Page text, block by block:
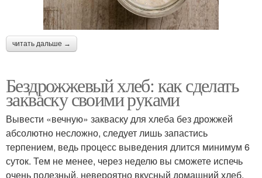
читать дальше →
Бездрожжевый хлеб: как сделать
закваску своими руками
Вывести «вечную» закваску для хлеба без дрожжей
абсолютно несложно, следует лишь запастись
терпением, ведь процесс выведения длится минимум 6
суток. Тем не менее, через неделю вы сможете испечь
очень полезный, невероятно вкусный домашний хлеб.